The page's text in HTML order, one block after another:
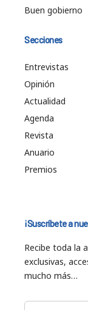
Buen gobierno
Secciones
Entrevistas
Opinión
Actualidad
Agenda
Revista
Anuario
Premios
¡Suscríbete a
Recibe toda la
exclusivas,
mucho más…